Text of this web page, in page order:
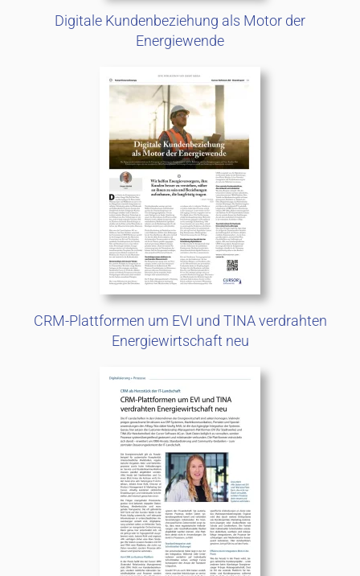
Digitale Kundenbeziehung als Motor der
Energiewende
CRM-Plattformen um EVI und TINA verdrahten
Energiewirtschaft neu